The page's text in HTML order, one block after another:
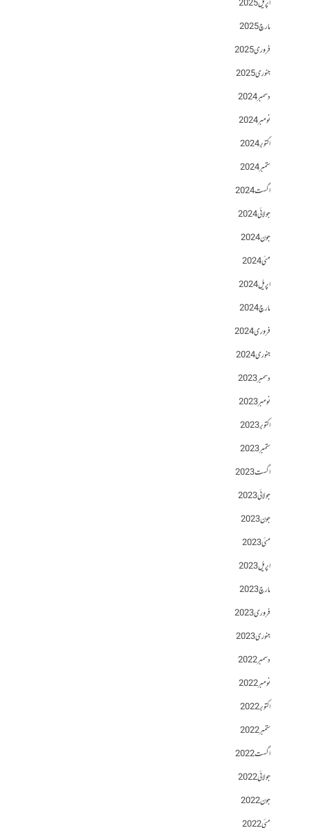
اپریل 2025
مارچ 2025
فروری 2025
جنوری 2025
دسمبر 2024
نومبر 2024
اکتوبر 2024
ستمبر 2024
اگست 2024
جولائی 2024
جون 2024
مئی 2024
اپریل 2024
مارچ 2024
فروری 2024
جنوری 2024
دسمبر 2023
نومبر 2023
اکتوبر 2023
ستمبر 2023
اگست 2023
جولائی 2023
جون 2023
مئی 2023
اپریل 2023
مارچ 2023
فروری 2023
جنوری 2023
دسمبر 2022
نومبر 2022
اکتوبر 2022
ستمبر 2022
اگست 2022
جولائی 2022
جون 2022